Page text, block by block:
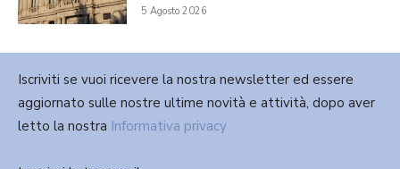
5 Agosto 2026
Iscriviti se vuoi ricevere la nostra newsletter ed essere
aggiornato sulle nostre ultime novità e attività, dopo aver
letto la nostra Informativa privacy